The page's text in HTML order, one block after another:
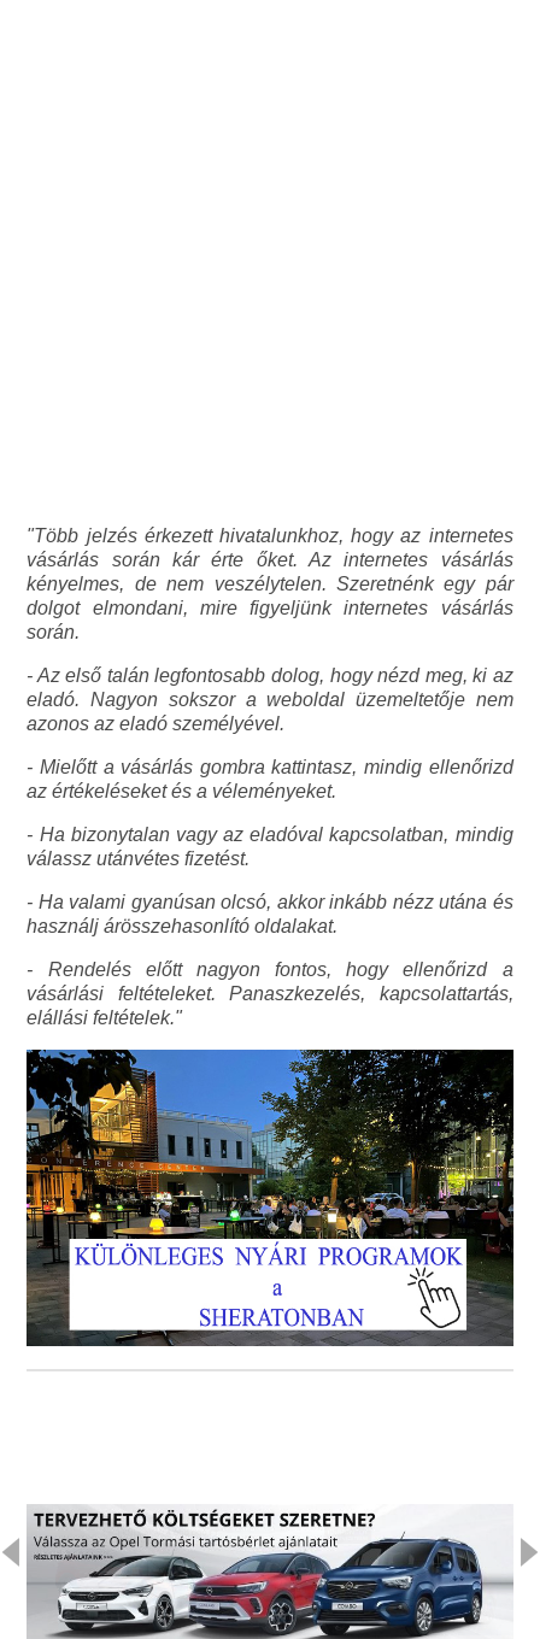
"Több jelzés érkezett hivatalunkhoz, hogy az internetes
vásárlás során kár érte őket. Az internetes vásárlás
kényelmes, de nem veszélytelen. Szeretnénk egy pár
dolgot elmondani, mire figyeljünk internetes vásárlás
során.
- Az első talán legfontosabb dolog, hogy nézd meg, ki az
eladó. Nagyon sokszor a weboldal üzemeltetője nem
azonos az eladó személyével.
- Mielőtt a vásárlás gombra kattintasz, mindig ellenőrizd
az értékeléseket és a véleményeket.
- Ha bizonytalan vagy az eladóval kapcsolatban, mindig
válassz utánvétes fizetést.
- Ha valami gyanúsan olcsó, akkor inkább nézz utána és
használj árösszehasonlító oldalakat.
- Rendelés előtt nagyon fontos, hogy ellenőrizd a
vásárlási feltételeket. Panaszkezelés, kapcsolattartás,
elállási feltételek."